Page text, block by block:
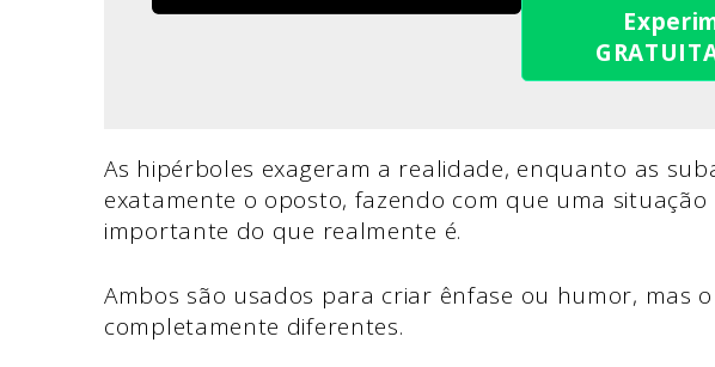
As hipérboles exageram a realidade, enquanto as
exatamente o oposto, fazendo com que uma
importante do que realmente é.
Ambos são usados para criar ênfase ou humor, mas
completamente diferentes.